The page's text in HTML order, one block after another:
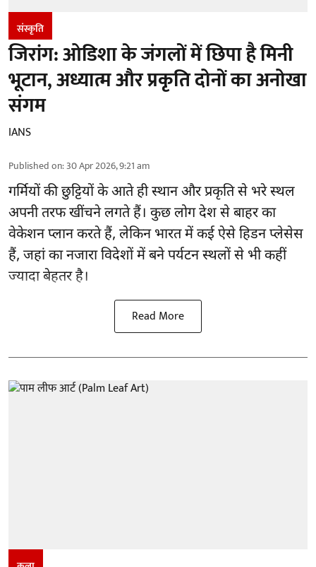
संस्कृति
जिरांग: ओडिशा के जंगलों में छिपा है मिनी
भूटान, अध्यात्म और प्रकृति दोनों का अनोखा
संगम
IANS
Published on:30 Apr 2026, 9:21 am
गर्मियों की छुट्टियों के आते ही स्थान और प्रकृति से भरे स्थल
अपनी तरफ खींचने लगते हैं। कुछ लोग देश से बाहर का
वेकेशन प्लान करते हैं, लेकिन भारत में कई ऐसे हिडन प्लेसेस
हैं, जहां का नजारा विदेशों में बने पर्यटन स्थलों से भी कहीं
ज्यादा बेहतर है।
Read More